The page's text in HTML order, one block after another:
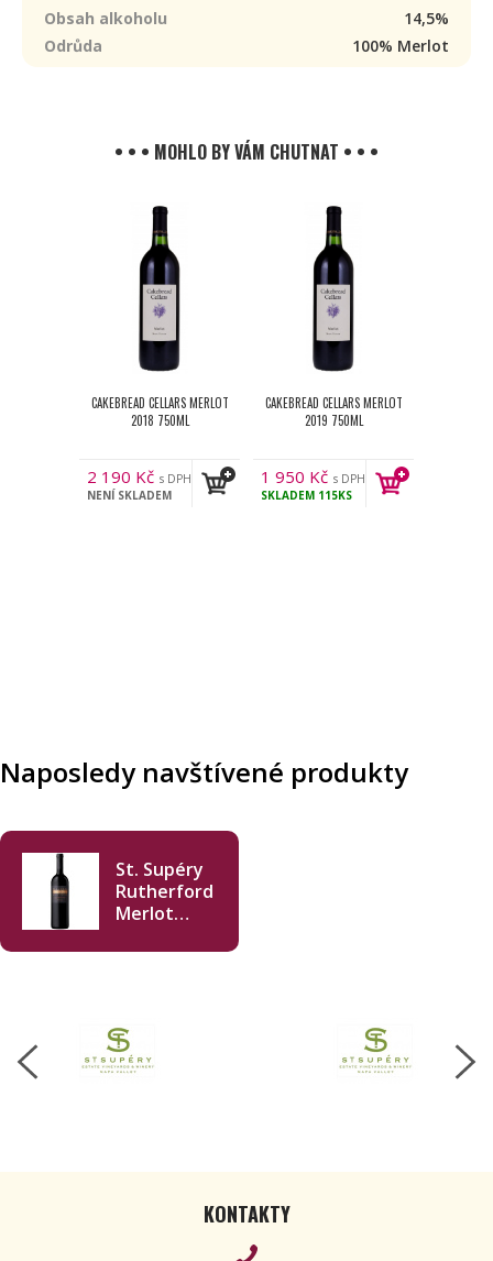
Obsah alkoholu
14,5%
Odrůda
100% Merlot
• • • MOHLO BY VÁM CHUTNAT • • •
CAKEBREAD CELLARS MERLOT
2018 750ML
2 190 Kč s DPH
NENÍ SKLADEM
CAKEBREAD CELLARS MERLOT
2019 750ML
1 950 Kč s DPH
SKLADEM 115KS
Naposledy navštívené produkty
St. Supéry
Rutherford
Merlot
KONTAKTY